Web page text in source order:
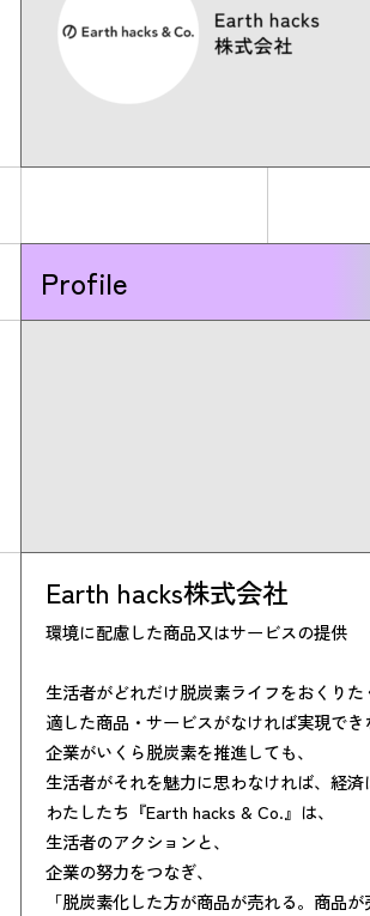
Profile
Earth hacks株式会社
環境に配慮した商品又はサービスの提供
生活者がどれだけ脱炭素ライフをおくりた
適した商品・サービスがなければ実現でき
企業がいくら脱炭素を推進しても、
生活者がそれを魅力に思わなければ、経済
わたしたち『Earth hacks & Co.』は、
生活者のアクションと、
企業の努力をつなぎ、
「脱炭素化した方が商品が売れる。商品